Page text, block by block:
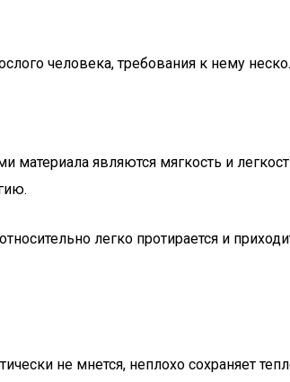
человека, требования к нему
являются мягкость и
легко протирается и
не мнется, неплохо сохраняет